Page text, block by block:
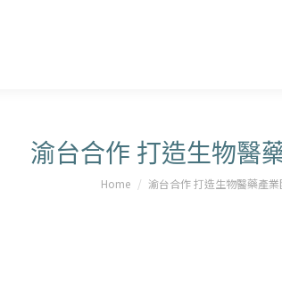
渝台合作 打造生物醫
You are here:
Home 渝台合作 打造生物醫藥產業